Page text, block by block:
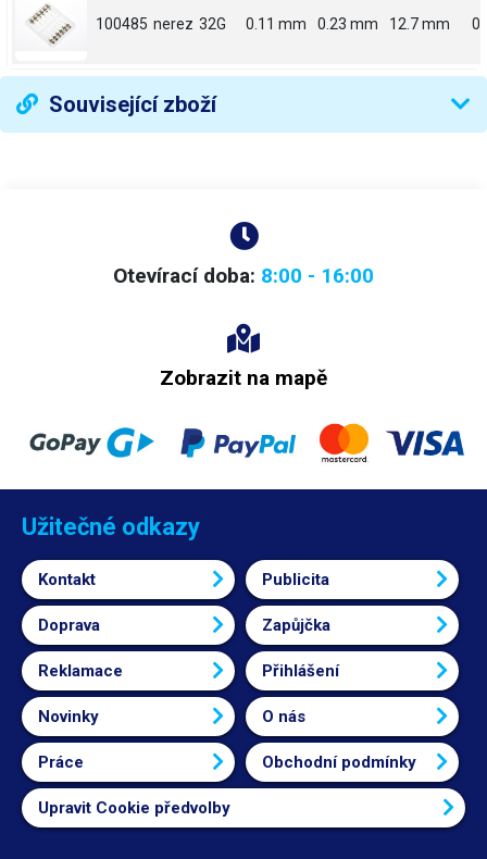
100485 nerez 32G 0.11 mm 0.23 mm 12.7 mm
Související zboží
Otevírací doba: 8:00 - 16:00
Zobrazit na mapě
Užitečné odkazy
Kontakt Publicita
Doprava Zapůjčka
Reklamace Přihlášení
Novinky O nás
Práce Obchodní podmínky
Upravit Cookie předvolby